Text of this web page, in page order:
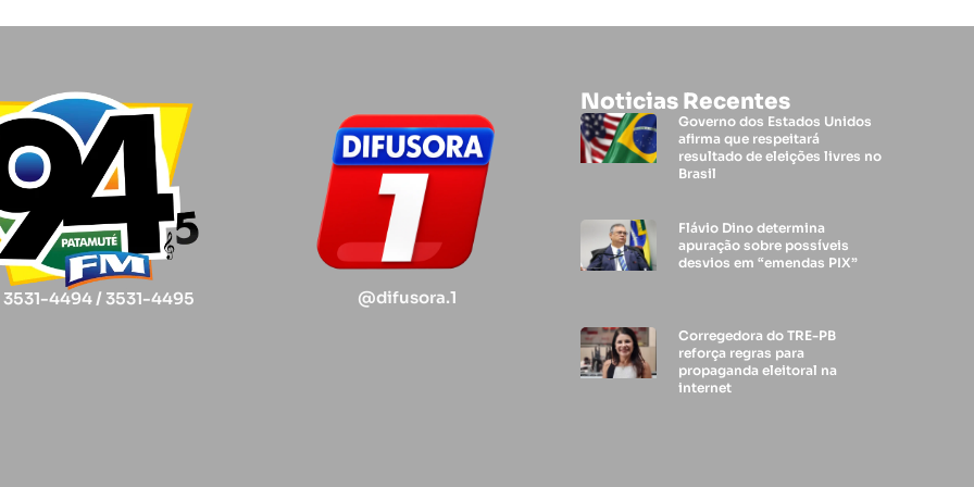
4494 / 3531-4495 @difusora.1
Noticias Recentes
Governo dos Estados Unidos
afirma que respeitará
resultado de eleições livres no
Brasil
Flávio Dino determina
apuração sobre possíveis
desvios em “emendas PIX”
Corregedora do TRE-PB
reforça regras para
propaganda eleitoral na
internet